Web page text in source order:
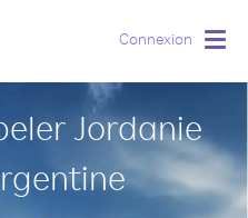
Connexion
Jordanie